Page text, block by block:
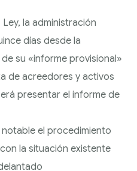
la administración
días desde la
su «informe provisional»
de acreedores y activos
presentar el informe de
notable el procedimiento
la situación existente